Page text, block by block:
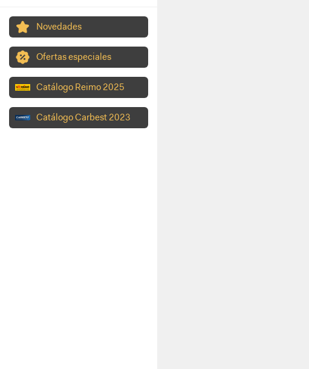
Novedades
Ofertas especiales
Catálogo Reimo 2025
Catálogo Carbest 2023